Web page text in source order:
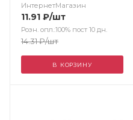
ИнтернетМагазин
11.91 ₽/шт
Розн. опл.:100% пост 10 дн.
14.31₽/шт
В КОРЗИНУ